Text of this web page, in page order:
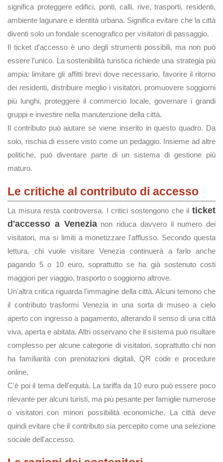
significa proteggere edifici, ponti, calli, rive, trasporti, residenti,
ambiente lagunare e identità urbana. Significa evitare che la città
diventi solo un fondale scenografico per visitatori di passaggio.
Il ticket d'accesso è uno degli strumenti possibili, ma non può
essere l'unico. La sostenibilità turistica richiede una strategia più
ampia: limitare gli affitti brevi dove necessario, favorire il ritorno
dei residenti, distribuire meglio i visitatori, promuovere soggiorni
più lunghi, proteggere il commercio locale, governare i grandi
gruppi e investire nella manutenzione della città.
Il contributo può aiutare se viene inserito in questo quadro. Da
solo, rischia di essere visto come un pedaggio. Insieme ad altre
politiche, può diventare parte di un sistema di gestione più
maturo.
Le critiche al contributo di accesso
La misura resta controversa. I critici sostengono che il ticket
d'accesso a Venezianon riduca davvero il numero dei
visitatori, ma si limiti a monetizzare l'afflusso. Secondo questa
lettura, chi vuole visitare Venezia continuerà a farlo anche
pagando 5 o 10 euro, soprattutto se ha già sostenuto costi
maggiori per viaggio, trasporto o soggiorno altrove.
Un'altra critica riguarda l'immagine della città. Alcuni temono che
il contributo trasformi Venezia in una sorta di museo a cielo
aperto con ingresso a pagamento, alterando il senso di una città
viva, aperta e abitata. Altri osservano che il sistema può risultare
complesso per alcune categorie di visitatori, soprattutto chi non
ha familiarità con prenotazioni digitali, QR code e procedure
online.
C'è poi il tema dell'equità. La tariffa da 10 euro può essere poco
rilevante per alcuni turisti, ma più pesante per famiglie numerose
o visitatori con minori possibilità economiche. La città deve
quindi evitare che il contributo sia percepito come una selezione
sociale dell'accesso.